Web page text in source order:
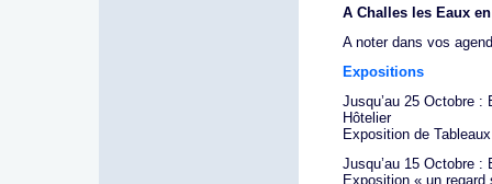
A Challes les Eaux
A noter dans vos
Expositions
Jusqu’au 25 Octobre
Hôtelier
Exposition de
Jusqu’au 15 Octobre
Exposition « un